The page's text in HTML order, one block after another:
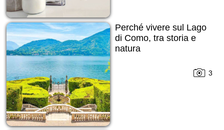
Perché vivere sul Lago
di Como, tra storia e
natura
3